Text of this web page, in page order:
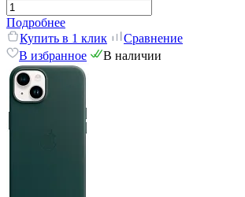
Подробнее
Купить в 1 клик
Сравнение
В избранное
В наличии